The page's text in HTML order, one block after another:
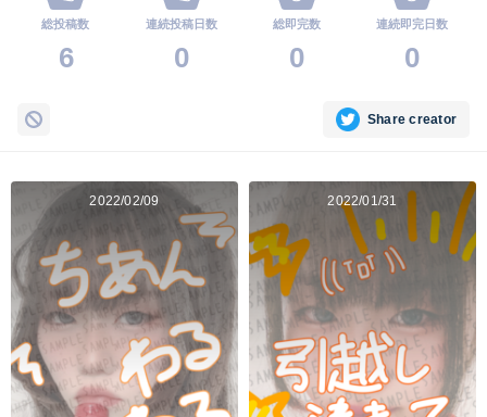
総投稿数
6
連続投稿日数
0
総即完数
0
連続即完日数
0
Share creator
2022/02/09 2022/01/31